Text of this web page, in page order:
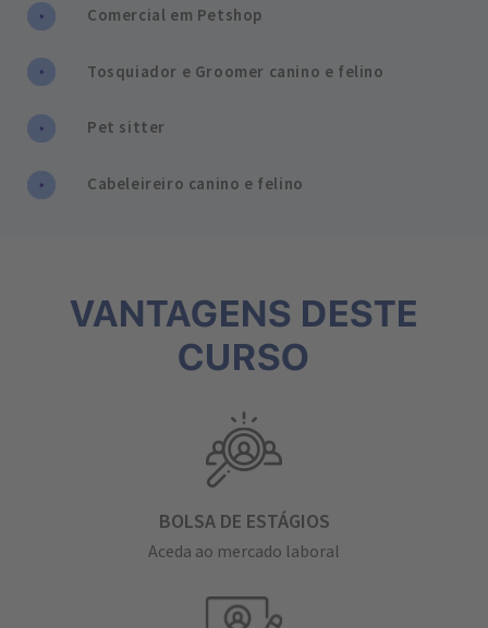
Comercial em Petshop
Tosquiador e Groomer canino e felino
Pet sitter
Cabeleireiro canino e felino
VANTAGENS DESTE
CURSO
BOLSA DE ESTÁGIOS
Aceda ao mercado laboral